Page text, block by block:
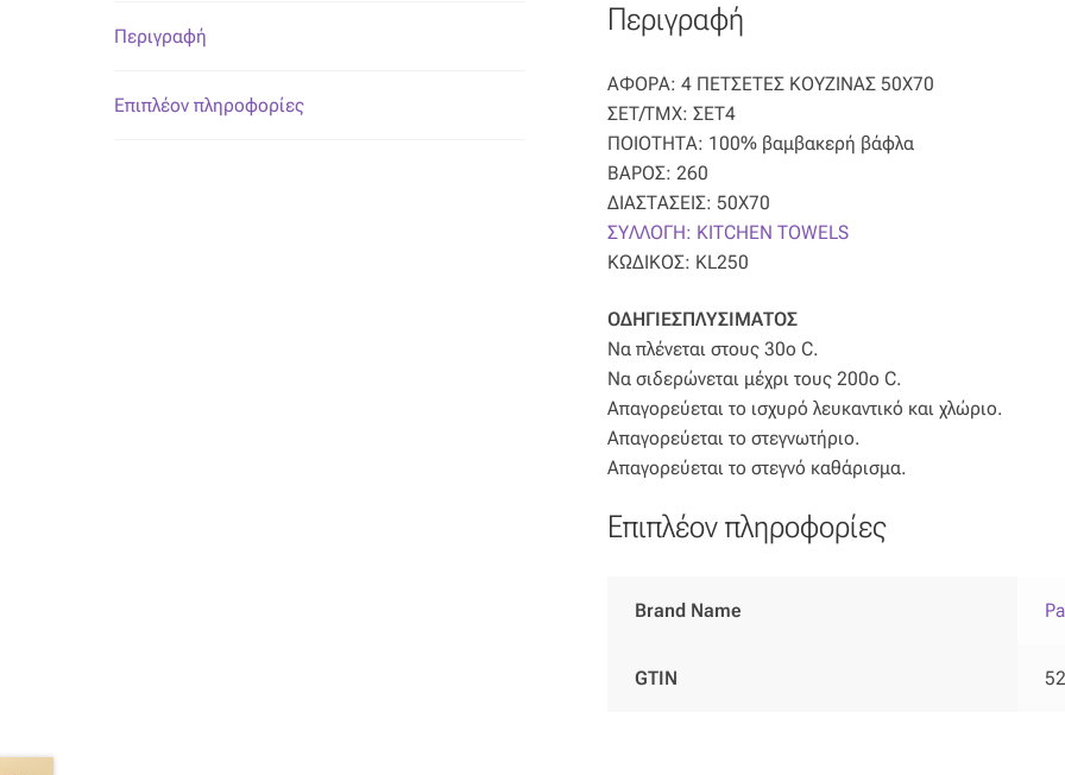
Περιγραφή
Επιπλέον πληροφορίες
Περιγραφή
ΑΦΟΡΑ: 4 ΠΕΤΣΕΤΕΣ ΚΟΥΖΙΝΑΣ 50X70
ΣΕΤ/ΤΜΧ: ΣΕΤ4
ΠΟΙΟΤΗΤΑ: 100% βαμβακερή βάφλα
ΒΑΡΟΣ: 260
ΔΙΑΣΤΑΣΕΙΣ: 50X70
ΣΥΛΛΟΓΗ: KITCHEN TOWELS
ΚΩΔΙΚΟΣ: KL250
ΟΔΗΓΙΕΣΠΛΥΣΙΜΑΤΟΣ
Να πλένεται στους 30ο C.
Να σιδερώνεται μέχρι τους 200ο C.
Απαγορεύεται το ισχυρό λευκαντικό και χλώριο.
Απαγορεύεται το στεγνωτήριο.
Απαγορεύεται το στεγνό καθάρισμα.
Επιπλέον πληροφορίες
Brand Name
GTIN